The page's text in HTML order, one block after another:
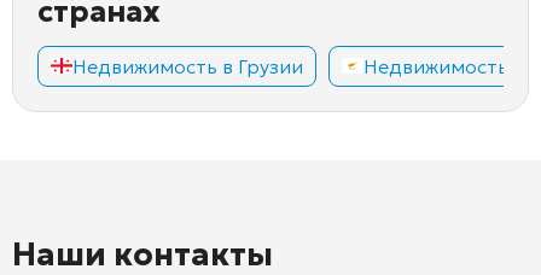
странах
Недвижимость в Грузии Недвижимость
Наши контакты